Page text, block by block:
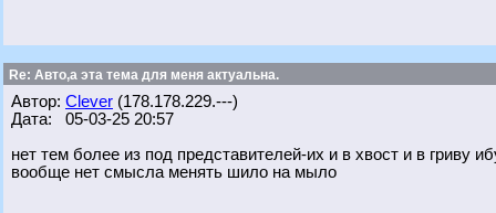
Re: Авто,а эта тема для меня актуальна.
Автор: Clever (178.178.229.---)
Дата: 05-03-25 20:57
нет тем более из под представителей-их и в хвост и в гриву
вообще нет смысла менять шило на мыло